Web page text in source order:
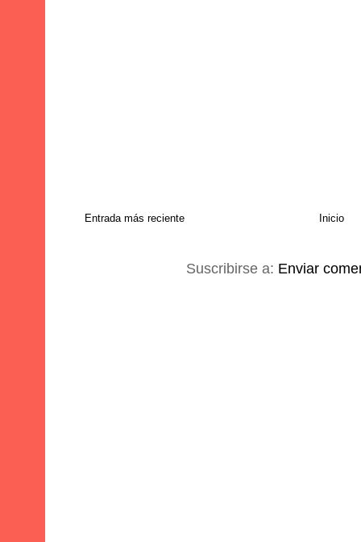
Entrada más reciente Inicio
Suscribirse a: Enviar